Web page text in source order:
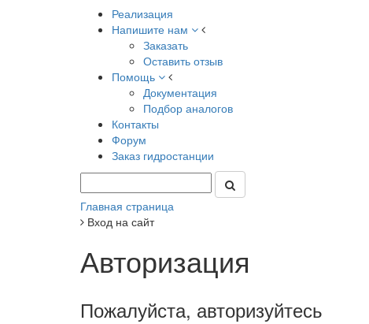
Реализация
Напишите нам
Заказать
Оставить отзыв
Помощь
Документация
Подбор аналогов
Контакты
Форум
Заказ гидростанции
Главная страница
Вход на сайт
Авторизация
Пожалуйста, авторизуйтесь